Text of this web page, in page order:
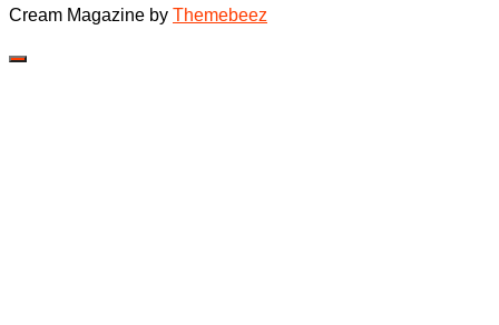
Cream Magazine by Themebeez